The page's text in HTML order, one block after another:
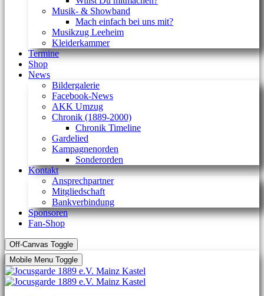
Musik- & Showband
Mach einfach bei uns mit?
Musikzug Leeheim
Kleiderkammer
Termine
Shop
News
Bildergalerie
Facebook-News
AKK Umzug
Chronik (1889-2000)
Chronik Timeline
Gardelied
Kampagnenorden
Sonderorden
Kontakt
Ansprechpartner
Mitgliedschaft
Bankverbindung
Sponsoren
Fan-Shop
Off-Canvas Toggle
Mobile Menu Toggle